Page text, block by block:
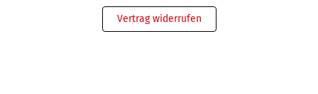
Vertrag widerrufen